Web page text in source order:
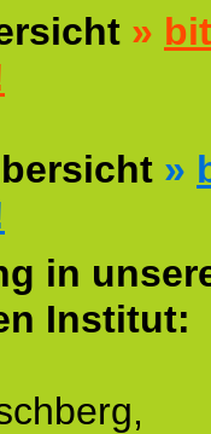
»
»
in
Institut: